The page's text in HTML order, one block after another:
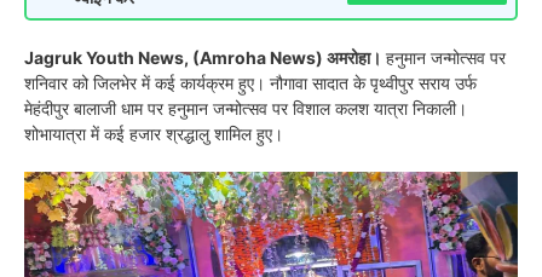
Jagruk Youth News, (Amroha News) अमरोहा। हनुमान जन्मोत्सव पर
शनिवार को जिलभेर में कई कार्यक्रम हुए। नौगावा सादात के पृथ्वीपुर सराय उर्फ
मेहंदीपुर बालाजी धाम पर हनुमान जन्मोत्सव पर विशाल कलश यात्रा निकाली।
शोभायात्रा में कई हजार श्रद्धालु शामिल हुए।